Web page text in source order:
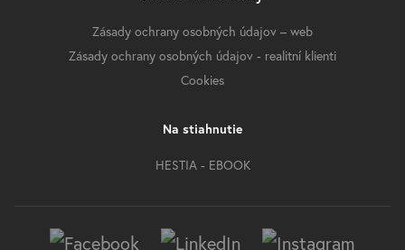
Zásady ochrany osobných údajov – web
Zásady ochrany osobných údajov - realitní klienti
Cookies
Na stiahnutie
HESTIA - EBOOK